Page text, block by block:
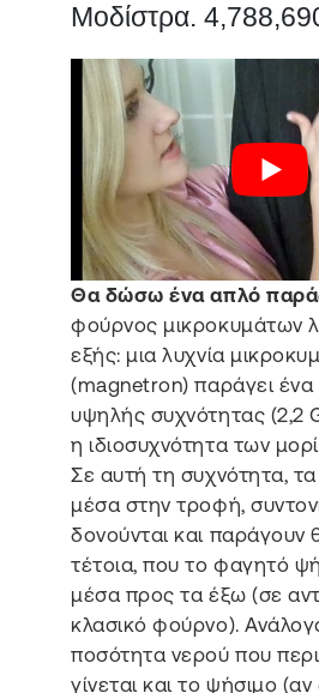
Μοδίστρα.
Θα δώσω ένα απλό
φούρνος μικροκυμάτων
εξής: μια λυχνία
(magnetron) παράγει
υψηλής συχνότητας (2,2
η ιδιοσυχνότητα των
Σε αυτή τη συχνότητα,
μέσα στην τροφή,
δονούνται και παράγουν
τέτοια, που το φαγητό
μέσα προς τα έξω (σε
κλασικό φούρνο).
ποσότητα νερού που
γίνεται και το ψήσιμο